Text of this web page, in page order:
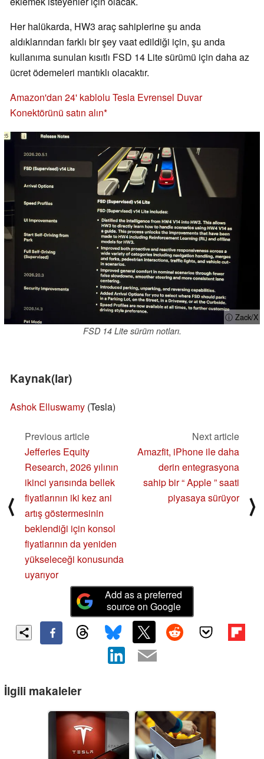
Her halükarda, HW3 araç sahiplerine şu anda
aldıklarından farklı bir şey vaat edildiği için, şu anda
kullanıma sunulan kısıtlı FSD 14 Lite sürümü için daha az
ücret ödemeleri mantıklı olacaktır.
Amazon'dan 24' kablolu Tesla Evrensel Duvar
Konektörünü satın alın
ⓘ Zack/X
FSD 14 Lite sürüm notları.
Kaynak(lar)
Ashok Elluswamy (Tesla)
⟨
Previous article
Jefferies Equity
Research, 2026 yılının
ikinci yarısında bellek
fiyatlarının iki kez ani
artış göstermesinin
beklendiği için konsol
fiyatlarının da yeniden
yükseleceği konusunda
uyarıyor
Next article
Amazfit, iPhone ile daha
derin entegrasyona
sahip bir “ Apple ” saati
piyasaya sürüyor
⟩
Add as a preferred
source on Google
İlgili makaleler